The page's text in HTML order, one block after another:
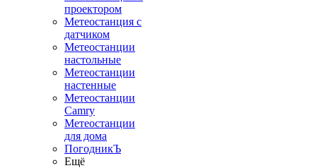
проектором
Метеостанция с
датчиком
Метеостанции
настольные
Метеостанции
настенные
Метеостанции
Camry
Метеостанции
для дома
ПогодникЪ
Ещё